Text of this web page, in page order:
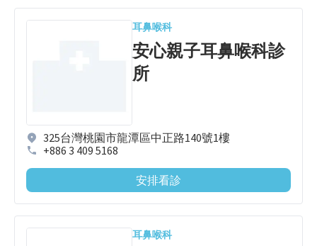
耳鼻喉科
安心親子耳鼻喉科診
所
325台灣桃園市龍潭區中正路140號1樓
+886 3 409 5168
安排看診
耳鼻喉科